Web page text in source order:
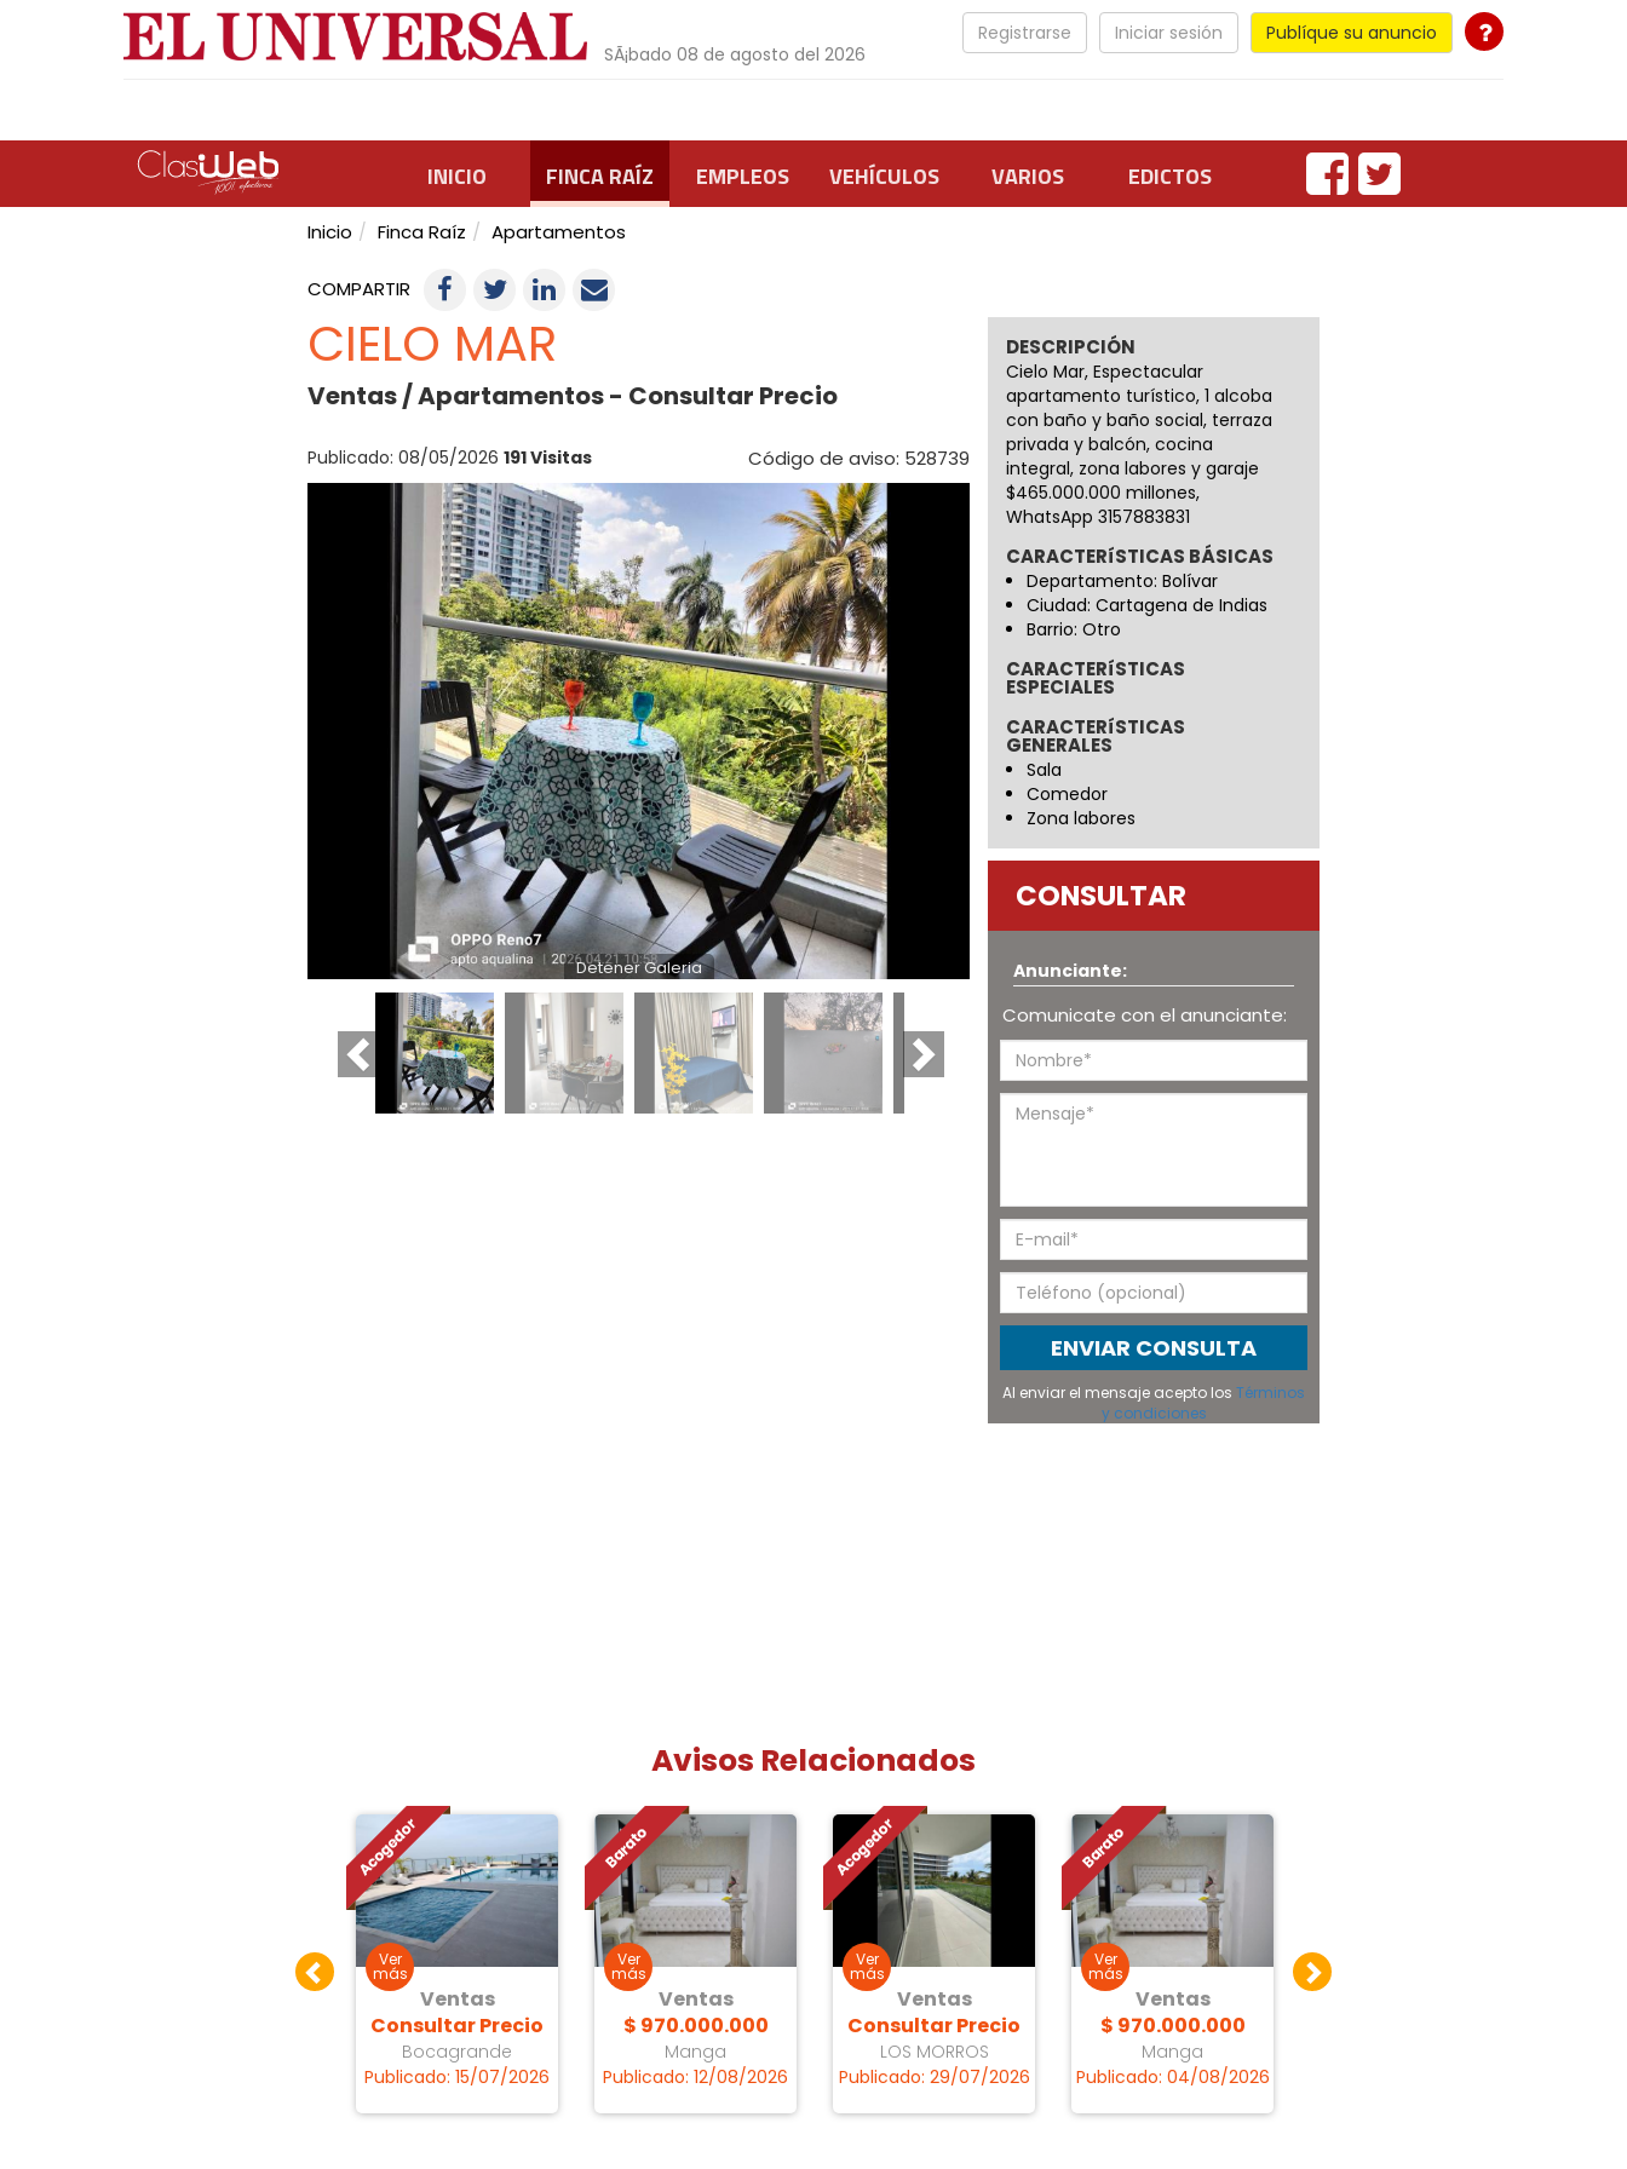
SÃ¡bado 08 de agosto del 2026
Publíque su anuncio
Iniciar sesión
Registrarse
INICIO FINCA RAÍZ EMPLEOS VEHÍCULOS VARIOS EDICTOS
Inicio Finca Raíz Apartamentos
COMPARTIR
CIELO MAR
Ventas / Apartamentos - Consultar Precio
Publicado: 08/05/2026 191 Visitas Código de aviso: 528739
Detener Galeria
DESCRIPCIÓN
Cielo Mar, Espectacular
apartamento turístico, 1 alcoba
con baño y baño social, terraza
privada y balcón, cocina
integral, zona labores y garaje
$465.000.000 millones,
WhatsApp 3157883831
CARACTERíSTICAS BÁSICAS
Departamento: Bolívar
Ciudad: Cartagena de Indias
Barrio: Otro
CARACTERíSTICAS
ESPECIALES
CARACTERíSTICAS
GENERALES
Sala
Comedor
Zona labores
CONSULTAR
Anunciante:
Comunicate con el anunciante:
ENVIAR CONSULTA
Al enviar el mensaje acepto losTérminos
y condiciones
Avisos Relacionados
Ventas
Consultar Precio
Bocagrande
Publicado: 15/07/2026
Ventas
$ 970.000.000
Manga
Publicado: 12/08/2026
Ventas
Consultar Precio
LOS MORROS
Publicado: 29/07/2026
Ventas
$ 970.000.000
Manga
Publicado: 04/08/2026